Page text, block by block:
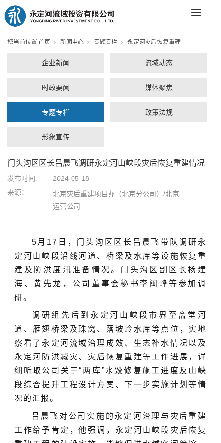
您当前位置:首页 新闻中心 专题专栏 永定河灾后恢复重建
企业新闻 流域动态
时政要闻 媒体聚焦
专题专栏 政策法规
形象宣传
门头沟区区长吕晨飞调研永定河山峡段灾后恢复重建情况
发布时间：
2024-05-18
来源：
北京灾后重建项目办（北京分公司）/北京
运营公司
5月17日，门头沟区区长吕晨飞带队调研永
定河山峡段沿线河道、桥梁及水库等设施恢复重
建及防洪度汛准备情况。门头沟区副区长杨建
海、黄先龙，公司董事会秘书李闽峰等参加调
研。
调研组先后到永定河山峡段市界至斋堂河
道、雁翅桥梁及珠窝、落坡岭水库等点位，实地
察看了永定河流域治理成效、生态补水情况以及
永定河防洪减灾、灾后恢复重建等工作进展，详
细听取公司关于“两库”水毁修复施工进度及山峡
段综合提升工程设计方案、下一步实施计划等情
况的汇报。
吕晨飞对公司实施的永定河治理与灾后重建
工作给予肯定，他强调，永定河山峡段灾后恢复